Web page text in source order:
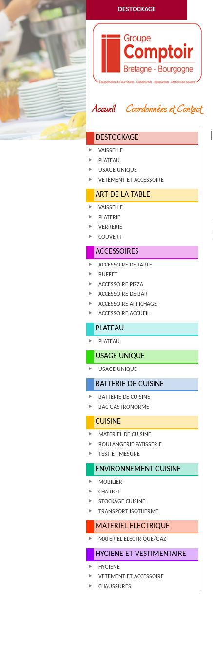
DESTOCKAGE
DESTOCKAGE
VAISSELLE
PLATEAU
USAGE UNIQUE
VETEMENT ET ACCESSOIRE
ART DE LA TABLE
VAISSELLE
PLATERIE
VERRERIE
COUVERT
ACCESSOIRES
ACCESSOIRE DE TABLE
BUFFET
ACCESSOIRE PIZZA
ACCESSOIRE DE BAR
ACCESSOIRE AFFICHAGE
ACCESSOIRE ACCUEIL
PLATEAU
PLATEAU
USAGE UNIQUE
USAGE UNIQUE
BATTERIE DE CUISINE
BATTERIE DE CUISINE
BAC GASTRONORME
CUISINE
MATERIEL DE CUISINE
BOULANGERIE PATISSERIE
TEST ET MESURE
ENVIRONNEMENT CUISINE
MOBILIER
CHARIOT
STOCKAGE CUISINE
TRANSPORT ISOTHERME
MATERIEL ELECTRIQUE
MATERIEL ELECTRIQUE/GAZ
HYGIENE ET VESTIMENTAIRE
HYGIENE
VETEMENT ET ACCESSOIRE
CHAUSSURES